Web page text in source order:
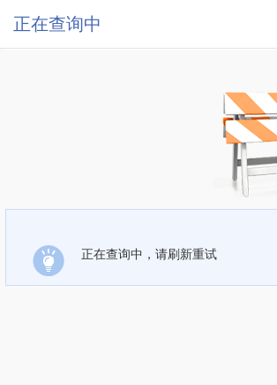
正在查询中
正在查询中，请刷新重试